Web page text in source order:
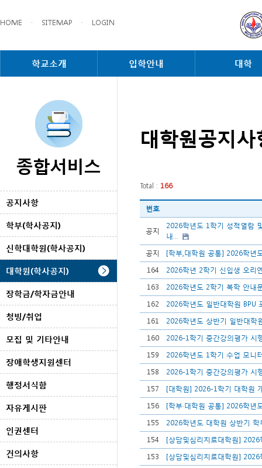
HOME · SITEMAP · LOGIN
학교소개 입학안내 대학
종합서비스
공지사항
학부(학사공지)
신학대학원(학사공지)
대학원(학사공지)
장학금/학자금안내
청빙/취업
모집 및 기타안내
장애학생지원센터
행정서식함
자유게시판
인권센터
건의사항
대학원공지사
Total : 166
번호
공지
2026학년도 1학기 성적열람
내...
공지
[학부,대학원 공통] 2026학년
164
2026학년 2학기 신입생 오리
163
2026학년도 2학기 복학 안내
162
2026학년도 일반대학원 BPU
161
2026학년도 상반기 일반대학
160
2026-1학기 중간강의평가 시
159
2026학년도 1학기 수업 모니
158
2026-1학기 중간강의평가 시
157
[대학원] 2026-1학기 대학원
156
[학부·대학원 공통] 2026학년
155
2026학년도 대학원 상반기
154
[상담및심리치료대학원]
153
[상담및심리치료대학원]